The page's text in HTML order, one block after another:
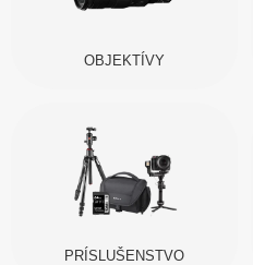
OBJEKTÍVY
PRÍSLUŠENSTVO